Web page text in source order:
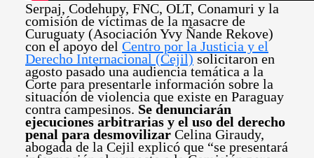
Serpaj, Codehupy, FNC, OLT, Conamuri y la
comisión de víctimas de la masacre de
Curuguaty (Asociación Yvy Ñande Rekove)
con el apoyo del Centro por la Justicia y el
Derecho Internacional (Cejil) solicitaron en
agosto pasado una audiencia temática a la
Corte para presentarle información sobre la
situación de violencia que existe en Paraguay
contra campesinos. Se denunciarán
ejecuciones arbitrarias y el uso del derecho
penal para desmovilizar Celina Giraudy,
abogada de la Cejil explicó que “se presentará